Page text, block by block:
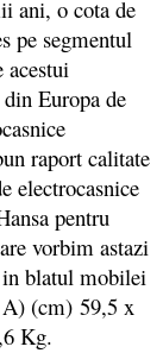
ani, o cota de
pe segmentul
acestui
Europa de
raport calitate
electrocasnice
pentru
vorbim astazi
in blatul mobilei
(cm) 59,5 x
Kg.